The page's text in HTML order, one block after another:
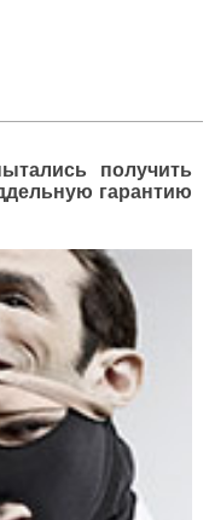
получить
гарантию